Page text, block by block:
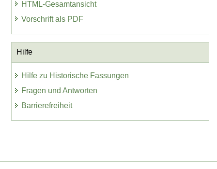
HTML-Gesamtansicht
Vorschrift als PDF
Hilfe
Hilfe zu Historische Fassungen
Fragen und Antworten
Barrierefreiheit